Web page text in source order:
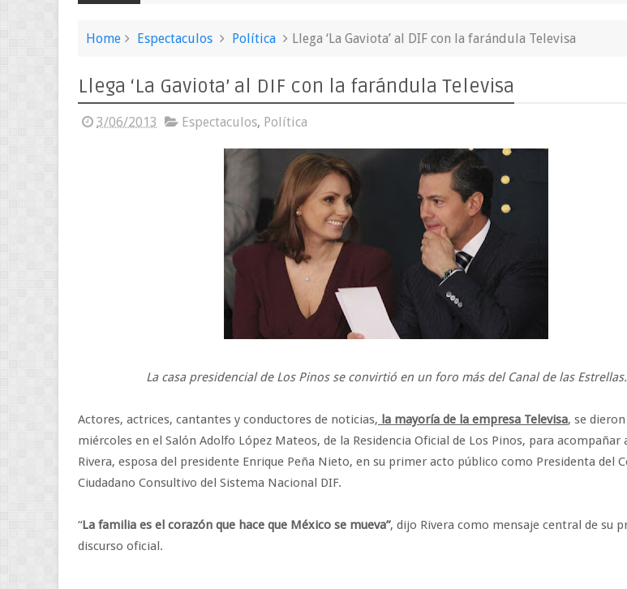
Home Espectaculos Política Llega ‘La Gaviota’ al DIF con la farándula Televisa
Llega ‘La Gaviota’ al DIF con la farándula Televisa
3/06/2013 Espectaculos, Política
La casa presidencial de Los Pinos se convirtió en un foro más del Canal de las Estrellas.
Actores, actrices, cantantes y conductores de noticias, la mayoría de la empresa Televisa, se
miércoles en el Salón Adolfo López Mateos, de la Residencia Oficial de Los Pinos, para acompañar
Rivera, esposa del presidente Enrique Peña Nieto, en su primer acto público como Presidenta del
Ciudadano Consultivo del Sistema Nacional DIF.
“La familia es el corazón que hace que México se mueva”, dijo Rivera como mensaje central de su
discurso oficial.